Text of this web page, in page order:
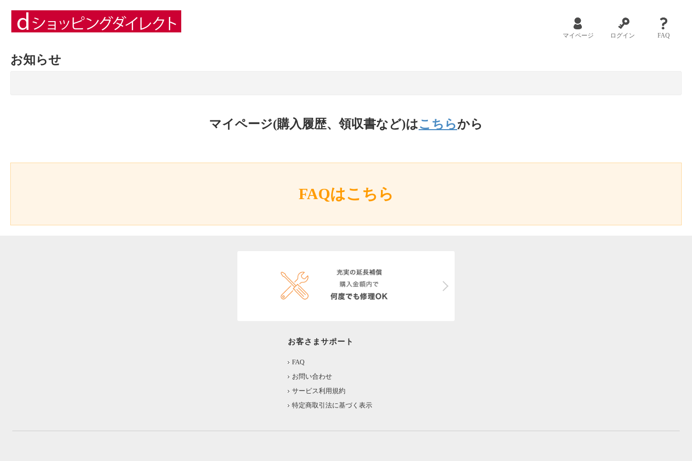
マイページ ログイン FAQ
お知らせ
マイページ(購入履歴、領収書など)はこちらから
FAQはこちら
お客さまサポート
FAQ
お問い合わせ
サービス利用規約
特定商取引法に基づく表示